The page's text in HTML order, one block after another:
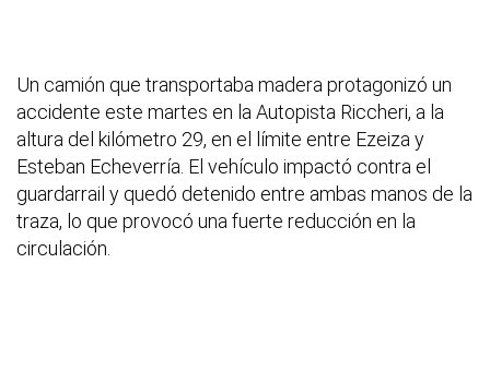
Un camión que transportaba madera protagonizó un
accidente este martes en la Autopista Riccheri, a la
altura del kilómetro 29, en el límite entre Ezeiza y
Esteban Echeverría. El vehículo impactó contra el
guardarrail y quedó detenido entre ambas manos de la
traza, lo que provocó una fuerte reducción en la
circulación.